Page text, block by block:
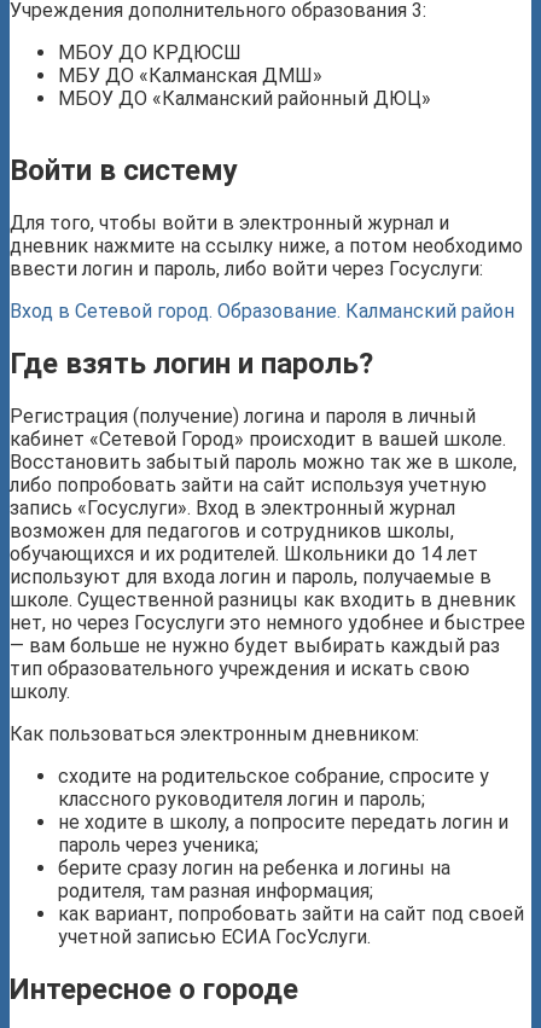
Учреждения дополнительного образования 3:
МБОУ ДО КРДЮСШ
МБУ ДО «Калманская ДМШ»
МБОУ ДО «Калманский районный ДЮЦ»
Войти в систему
Для того, чтобы войти в электронный журнал и
дневник нажмите на ссылку ниже, а потом необходимо
ввести логин и пароль, либо войти через Госуслуги:
Вход в Сетевой город. Образование. Калманский район
Где взять логин и пароль?
Регистрация (получение) логина и пароля в личный
кабинет «Сетевой Город» происходит в вашей школе.
Восстановить забытый пароль можно так же в школе,
либо попробовать зайти на сайт используя учетную
запись «Госуслуги». Вход в электронный журнал
возможен для педагогов и сотрудников школы,
обучающихся и их родителей. Школьники до 14 лет
используют для входа логин и пароль, получаемые в
школе. Существенной разницы как входить в дневник
нет, но через Госуслуги это немного удобнее и быстрее
— вам больше не нужно будет выбирать каждый раз
тип образовательного учреждения и искать свою
школу.
Как пользоваться электронным дневником:
сходите на родительское собрание, спросите у
классного руководителя логин и пароль;
не ходите в школу, а попросите передать логин и
пароль через ученика;
берите сразу логин на ребенка и логины на
родителя, там разная информация;
как вариант, попробовать зайти на сайт под своей
учетной записью ЕСИА ГосУслуги.
Интересное о городе